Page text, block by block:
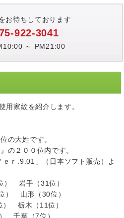
お待ちしております
922-3041
～ PM21:00
用家紋を紹介します。
の大姓です。
の２００位内です。
ｒ.9.01」（日本ソフト販売）よ
岩手（31位）
） 山形（30位）
栃木（11位）
千葉（7位）